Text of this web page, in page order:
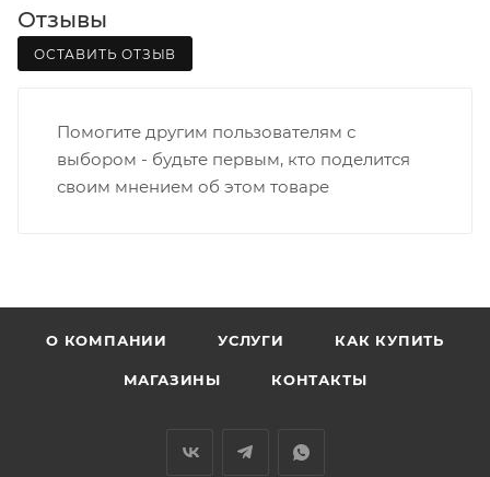
Границы доставки в черте города на выезд
(перекрестки улиц):
• Московская - Ульяновская
• Производственная - Потребкооперации
• Профсоюзная - Заводская
раньше связаться с менеджером, либо с отделом
Отзывы
ОСТАВИТЬ ОТЗЫВ
Помогите другим пользователям с
выбором - будьте первым, кто поделится
своим мнением об этом товаре
О КОМПАНИИ УСЛУГИ КАК КУПИТЬ
МАГАЗИНЫ КОНТАКТЫ